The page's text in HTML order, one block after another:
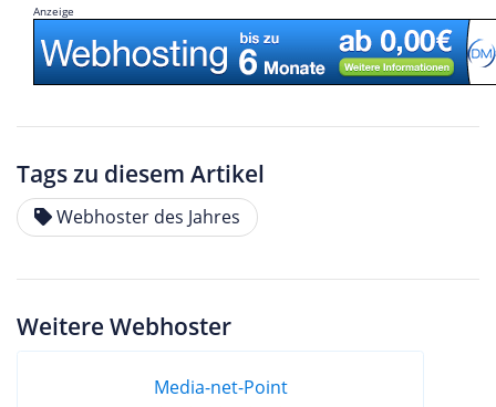
Anzeige
Tags zu diesem Artikel
Webhoster des Jahres
Weitere Webhoster
Media-net-Point